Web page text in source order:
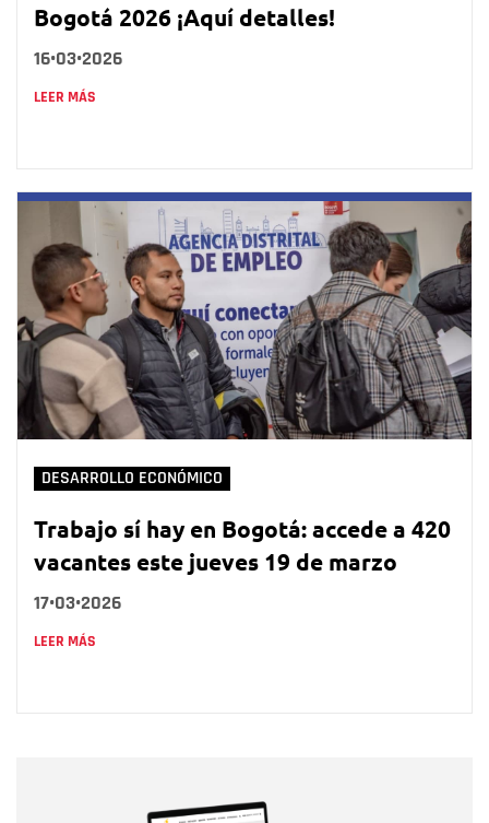
Bogotá 2026 ¡Aquí detalles!
16•03•2026
LEER MÁS
DESARROLLO ECONÓMICO
Trabajo sí hay en Bogotá: accede a 420
vacantes este jueves 19 de marzo
17•03•2026
LEER MÁS